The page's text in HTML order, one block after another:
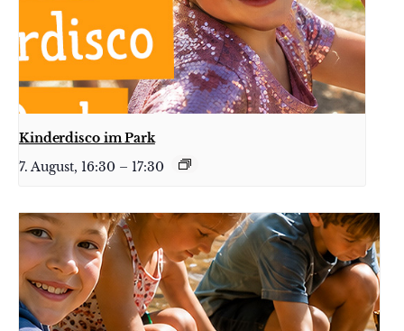
Kinderdisco im Park
7. August, 16:30 – 17:30